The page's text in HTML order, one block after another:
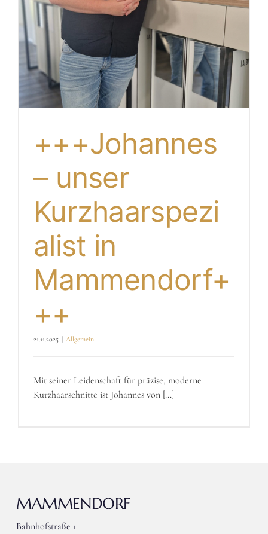
+++Johannes
– unser
Kurzhaarspezi
alist in
Mammendorf+
++
21.11.2025 Allgemein
Mit seiner Leidenschaft für präzise, moderne
Kurzhaarschnitte ist Johannes von [...]
MAMMENDORF
Bahnhofstraße 1